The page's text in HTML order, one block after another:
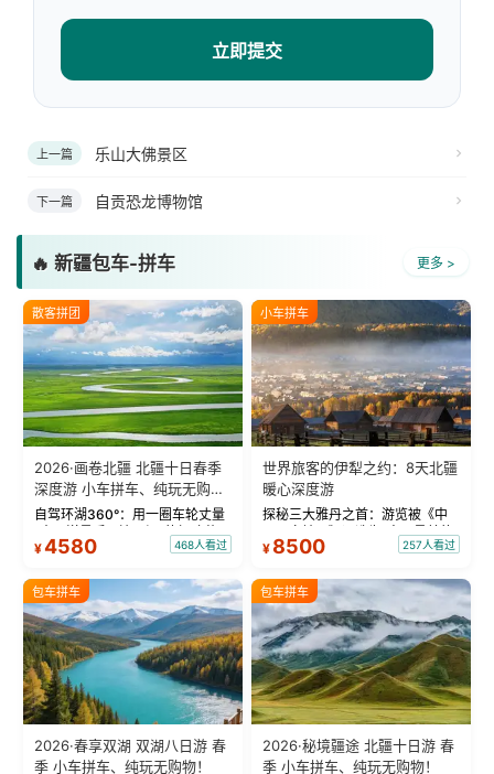
立即提交
上一篇 乐山大佛景区
下一篇 自贡恐龙博物馆
🔥 新疆包车-拼车 更多 >
散客拼团
2026·画卷北疆 北疆十日春季
深度游 小车拼车、纯玩无购
物！
自驾环湖360°：用一圈车轮丈量
“大西洋最后一滴眼泪”的极致蔚
蓝。 赛湖旅拍：甄选多款风格服
绝美瞬间。 赛湖坦克300跟车视
频：专业摄影师...
¥4580 468人看过
小车拼车
世界旅客的伊犁之约：8天北疆
暖心深度游
探秘三大雅丹之首：游览被《中
国国家地理》评选为“中国最美的
三大雅丹”第一名的克拉玛依魔鬼
瓦人最大村落——禾木村，欣赏
晨雾与小木...
¥ 8500 257人看过
包车拼车
2026·春享双湖 双湖八日游 春
季 小车拼车、纯玩无购物！
包车拼车
2026·秘境疆途 北疆十日游 春
季 小车拼车、纯玩无购物！